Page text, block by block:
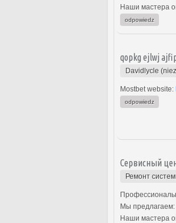
Наши мастера
odpowiedz
qopkg ejlwj
Davidlycle
Mostbet website:
odpowiedz
Сервисный
Ремонт
Мы предлагаем:
Наши мастера